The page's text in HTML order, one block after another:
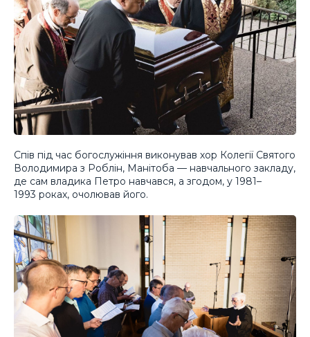
Спів під час богослужіння виконував хор Колегії Святого
Володимира з Роблін, Манітоба — навчального закладу,
де сам владика Петро навчався, а згодом, у 1981–
1993 роках, очолював його.